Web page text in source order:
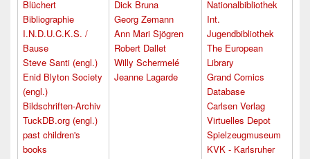
Blüchert
Bibliographie
I.N.D.U.C.K.S. /
Bause
Steve Santi (engl.)
Enid Blyton Society
(engl.)
Bildschriften-Archiv
TuckDB.org (engl.)
past children's
books
Dick Bruna
Georg Zemann
Ann Mari Sjögren
Robert Dallet
Willy Schermelé
Jeanne Lagarde
Nationalbibliothek
Int.
Jugendbibliothek
The European
Library
Grand Comics
Database
Carlsen Verlag
Virtuelles Depot
Spielzeugmuseum
KVK - Karlsruher